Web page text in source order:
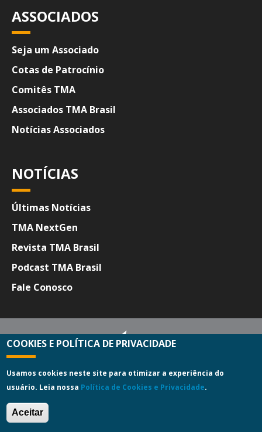
ASSOCIADOS
Seja um Associado
Cotas de Patrocínio
Comitês TMA
Associados TMA Brasil
Notícias Associados
NOTÍCIAS
Últimas Notícias
TMA NextGen
Revista TMA Brasil
Podcast TMA Brasil
Fale Conosco
TMA Brasil
COOKIES E POLÍTICA DE PRIVACIDADE
Usamos cookies neste site para otimizar a experiência do
usuário. Leia nossa Política de Cookies e Privacidade.
Aceitar